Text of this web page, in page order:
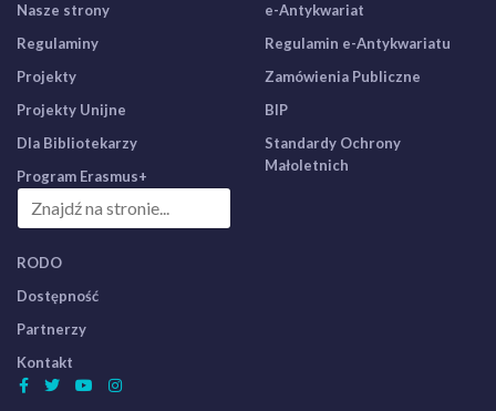
Nasze strony
Regulaminy
Projekty
Projekty Unijne
Dla Bibliotekarzy
Program Erasmus+
e-Antykwariat
Regulamin e-Antykwariatu
Zamówienia Publiczne
BIP
Standardy Ochrony
Małoletnich
RODO
Dostępność
Partnerzy
Kontakt